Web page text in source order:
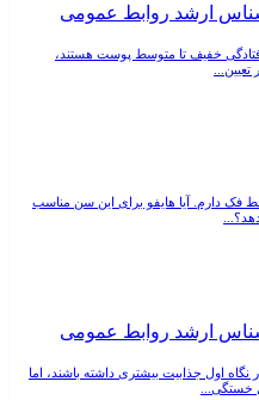
ارشد روابط عمومی
افتادگی خفیف تا متوسط پوست هستند،
خط فک دارم. آیا هایفو برای این سن مناسب
ارشد روابط عمومی
اول جذابیت بیشتری داشته باشند، اما
خستگی...